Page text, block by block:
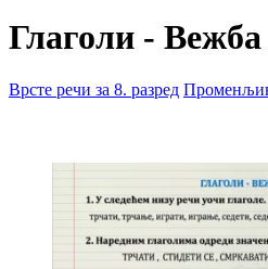
Глаголи - Вежба
Врсте речи за 8. разред